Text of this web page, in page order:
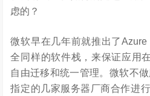
虑的？
微软早在几年前就推出了
全同样的软件栈，来保证应用
自由迁移和统一管理。微软不
指定的几家服务器厂商合作进